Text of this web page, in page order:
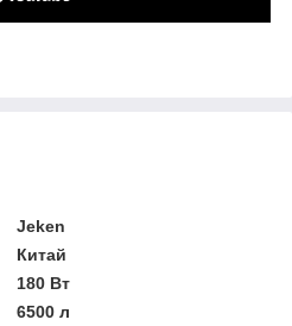
Jeken
Китай
180 Вт
6500 л